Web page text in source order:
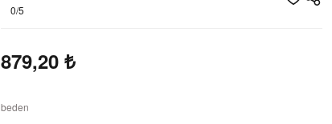
0/5
879,20 ₺
beden